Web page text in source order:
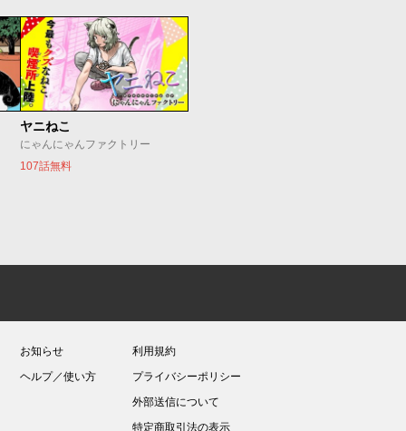
ヤニねこ
にゃんにゃんファクトリー
107話無料
お知らせ
ヘルプ／使い方
利用規約
プライバシーポリシー
外部送信について
特定商取引法の表示